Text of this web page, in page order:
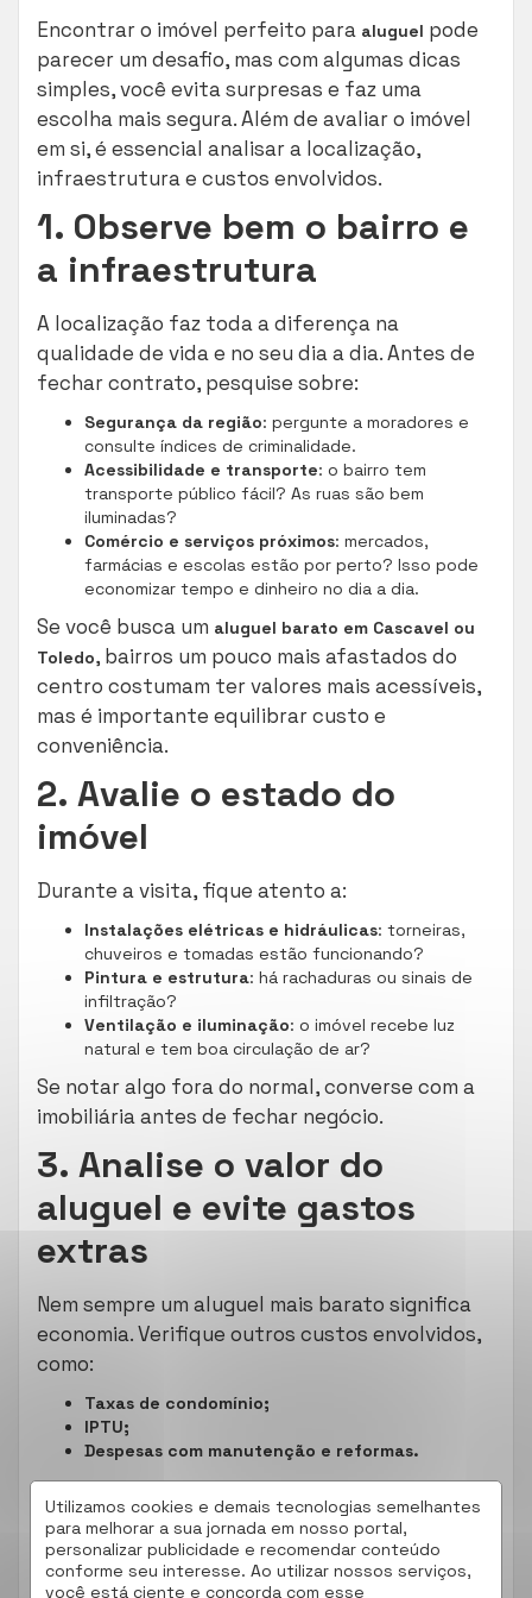
Utilizamos cookies e demais tecnologias semelhantes
para melhorar a sua jornada em nosso portal,
personalizar publicidade e recomendar conteúdo
conforme seu interesse. Ao utilizar nossos serviços,
você está ciente e concorda com esse
Encontrar o imóvel perfeito para aluguel pode
parecer um desafio, mas com algumas dicas
simples, você evita surpresas e faz uma
escolha mais segura. Além de avaliar o imóvel
em si, é essencial analisar a localização,
infraestrutura e custos envolvidos.
1. Observe bem o bairro e
a infraestrutura
A localização faz toda a diferença na
qualidade de vida e no seu dia a dia. Antes de
fechar contrato, pesquise sobre:
Segurança da região: pergunte a moradores e
consulte índices de criminalidade.
Acessibilidade e transporte: o bairro tem
transporte público fácil? As ruas são bem
iluminadas?
Comércio e serviços próximos: mercados,
farmácias e escolas estão por perto? Isso pode
economizar tempo e dinheiro no dia a dia.
Se você busca um aluguel barato em Cascavel ou
Toledo, bairros um pouco mais afastados do
centro costumam ter valores mais acessíveis,
mas é importante equilibrar custo e
conveniência.
2. Avalie o estado do
imóvel
Durante a visita, fique atento a:
Instalações elétricas e hidráulicas: torneiras,
chuveiros e tomadas estão funcionando?
Pintura e estrutura: há rachaduras ou sinais de
infiltração?
Ventilação e iluminação: o imóvel recebe luz
natural e tem boa circulação de ar?
Se notar algo fora do normal, converse com a
imobiliária antes de fechar negócio.
3. Analise o valor do
aluguel e evite gastos
extras
Nem sempre um aluguel mais barato significa
economia. Verifique outros custos envolvidos,
como:
Taxas de condomínio;
IPTU;
Despesas com manutenção e reformas.
Uma , como a da
Imóveis, ajuda a entender todos esses custos e
encontrar a melhor opção dentro do seu
orçamento.